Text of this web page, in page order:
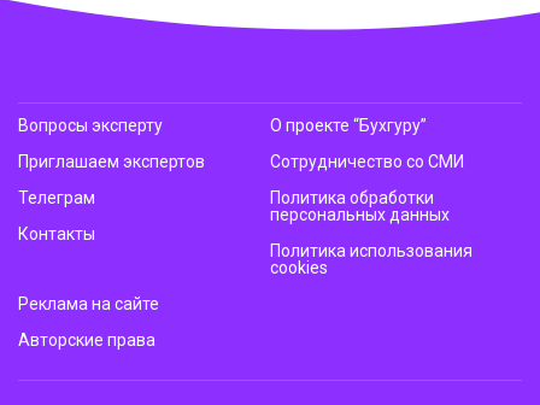
Вопросы эксперту
Приглашаем экспертов
Телеграм
Контакты
О проекте “Бухгуру”
Сотрудничество со СМИ
Политика обработки
персональных данных
Политика использования
cookies
Реклама на сайте
Авторские права